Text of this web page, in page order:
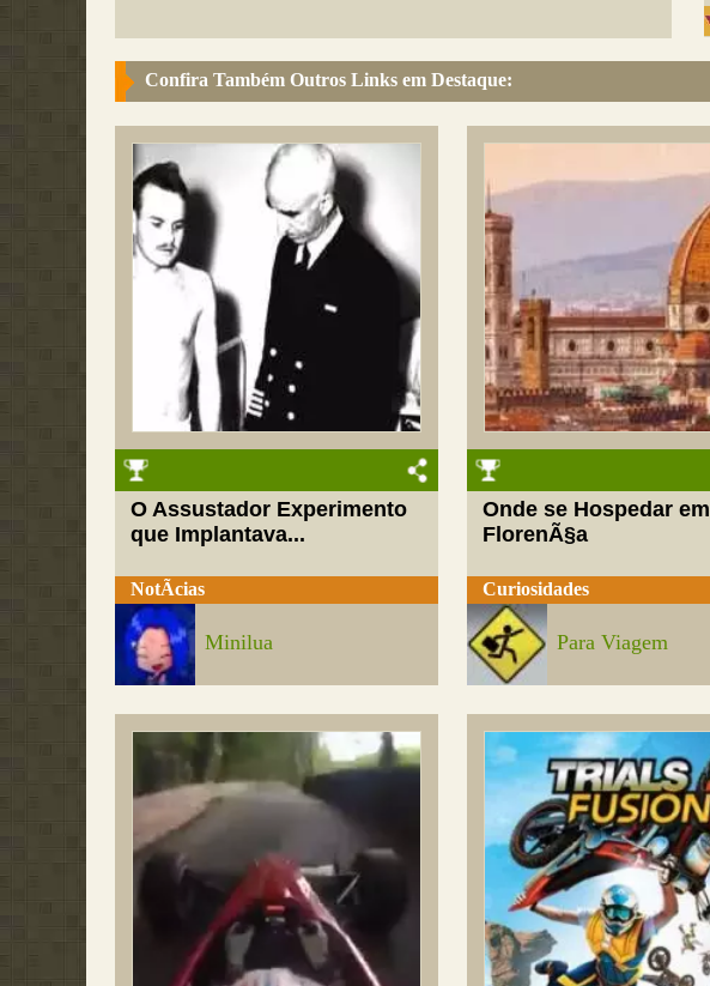
Confira Também Outros Links em Destaque:
O Assustador Experimento
que Implantava...
NotÃ­cias
Minilua
Onde se Hospedar em
FlorenÃ§a
Curiosidades
Para Viagem